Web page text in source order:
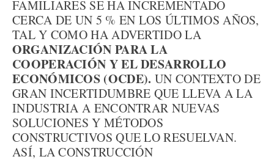
FAMILIARES SE HA INCREMENTADO
CERCA DE UN 5 % EN LOS ÚLTIMOS AÑOS,
TAL Y COMO HA ADVERTIDO LA
ORGANIZACIÓN PARA LA
COOPERACIÓN Y EL DESARROLLO
ECONÓMICOS (OCDE). UN CONTEXTO DE
GRAN INCERTIDUMBRE QUE LLEVA A LA
INDUSTRIA A ENCONTRAR NUEVAS
SOLUCIONES Y MÉTODOS
CONSTRUCTIVOS QUE LO RESUELVAN.
ASÍ, LA CONSTRUCCIÓN